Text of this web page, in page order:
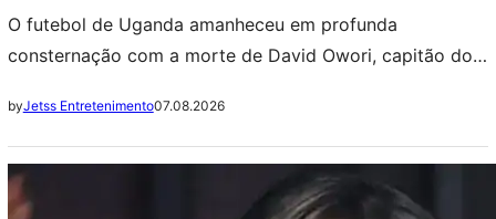
O futebol de Uganda amanheceu em profunda
consternação com a morte de David Owori, capitão do
pedradas enquanto tentava defender seu celular durante
um assalto em Kampala, capital do país.++ Elize
Matsunaga: Carro do crime agora tem novo dono e
acumula várias…
byJetss Entretenimento07.08.2026